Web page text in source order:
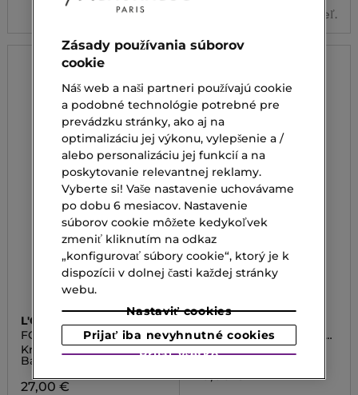
2 veľ.
L'OCCITANE
FOOT CREAM SHEA
BUTTER
Krém na nohy
Bambucké maslo
27,00 €
ALMOND EXFOLIATING
DELICIOUS PASTE
Mandľový peeling
40,00 €
Zásady používania súborov
cookie
Náš web a naši partneri používajú cookie
a podobné technológie potrebné pre
prevádzku stránky, ako aj na
optimalizáciu jej výkonu, vylepšenie a /
alebo personalizáciu jej funkcií a na
poskytovanie relevantnej reklamy.
Vyberte si! Vaše nastavenie uchovávame
po dobu 6 mesiacov. Nastavenie
súborov cookie môžete kedykoľvek
zmeniť kliknutím na odkaz
„konfigurovať súbory cookie“, ktorý je k
dispozícii v dolnej časti každej stránky
webu.
Nastaviť cookies
Prijať iba nevyhnutné cookies
Prijať všetko